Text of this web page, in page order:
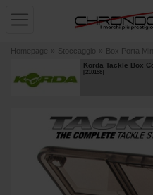
Homepage » Stoccaggio » Box Porta
Korda Tackle Box
[210158]